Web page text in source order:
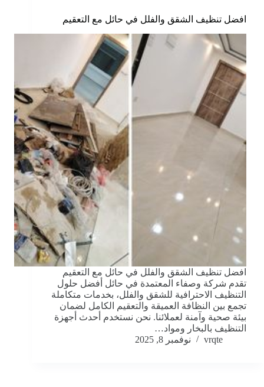
افضل تنظيف الشقق والفلل في حائل مع التعقيم
افضل تنظيف الشقق والفلل في حائل مع التعقيم
تقدم شركة وصفاء المعتمدة في حائل أفضل حلول
التنظيف الاحترافية للشقق والفلل، بخدمات متكاملة
تجمع بين النظافة العميقة والتعقيم الكامل لضمان
بيئة صحية وآمنة لعملائنا. نحن نستخدم أحدث أجهزة
التنظيف بالبخار ومواد…
vrqte
نوفمبر 8, 2025